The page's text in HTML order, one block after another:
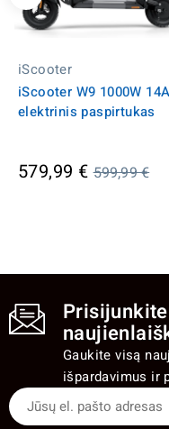
iScooter
iScooter W9 1000W
elektrinis paspirtukas
579,99 €Įprasta
599,99 €
Gaukite visą
išpardavimus ir